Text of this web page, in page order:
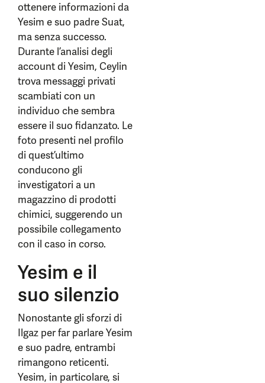
ottenere informazioni da
Yesim e suo padre Suat,
ma senza successo.
Durante l’analisi degli
account di Yesim, Ceylin
trova messaggi privati
scambiati con un
individuo che sembra
essere il suo fidanzato. Le
foto presenti nel profilo
di quest’ultimo
conducono gli
investigatori a un
magazzino di prodotti
chimici, suggerendo un
possibile collegamento
con il caso in corso.
Yesim e il
suo silenzio
Nonostante gli sforzi di
Ilgaz per far parlare Yesim
e suo padre, entrambi
rimangono reticenti.
Yesim, in particolare, si